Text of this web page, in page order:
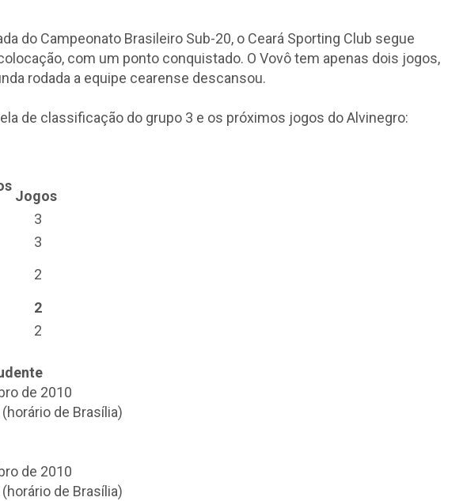
do Campeonato Brasileiro Sub-20, o Ceará Sporting Club segue
com um ponto conquistado. O Vovô tem apenas dois jogos,
rodada a equipe cearense descansou.
de classificação do grupo 3 e os próximos jogos do Alvinegro:
Jogos
3
3
2
2
2
de 2010
de Brasília)
de 2010
de Brasília)